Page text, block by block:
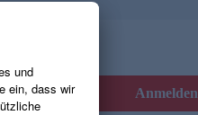
Anmelden